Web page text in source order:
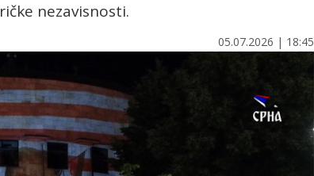
nezavisnosti.
05.07.2026 | 18:45